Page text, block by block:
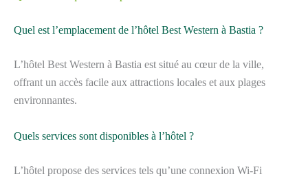
Quel est l’emplacement de l’hôtel Best Western à Bastia ?
L’hôtel Best Western à Bastia est situé au cœur de la ville,
offrant un accès facile aux attractions locales et aux plages
environnantes.
Quels services sont disponibles à l’hôtel ?
L’hôtel propose des services tels qu’une connexion Wi-Fi